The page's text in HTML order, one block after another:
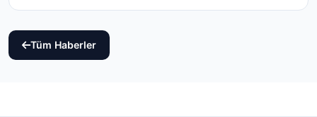
Tüm Haberler